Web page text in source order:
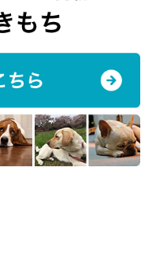
さのあまり唸るような声
す」